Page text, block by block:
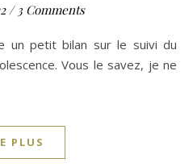
/ 3 Comments
Vous le savez, je ne
PLUS